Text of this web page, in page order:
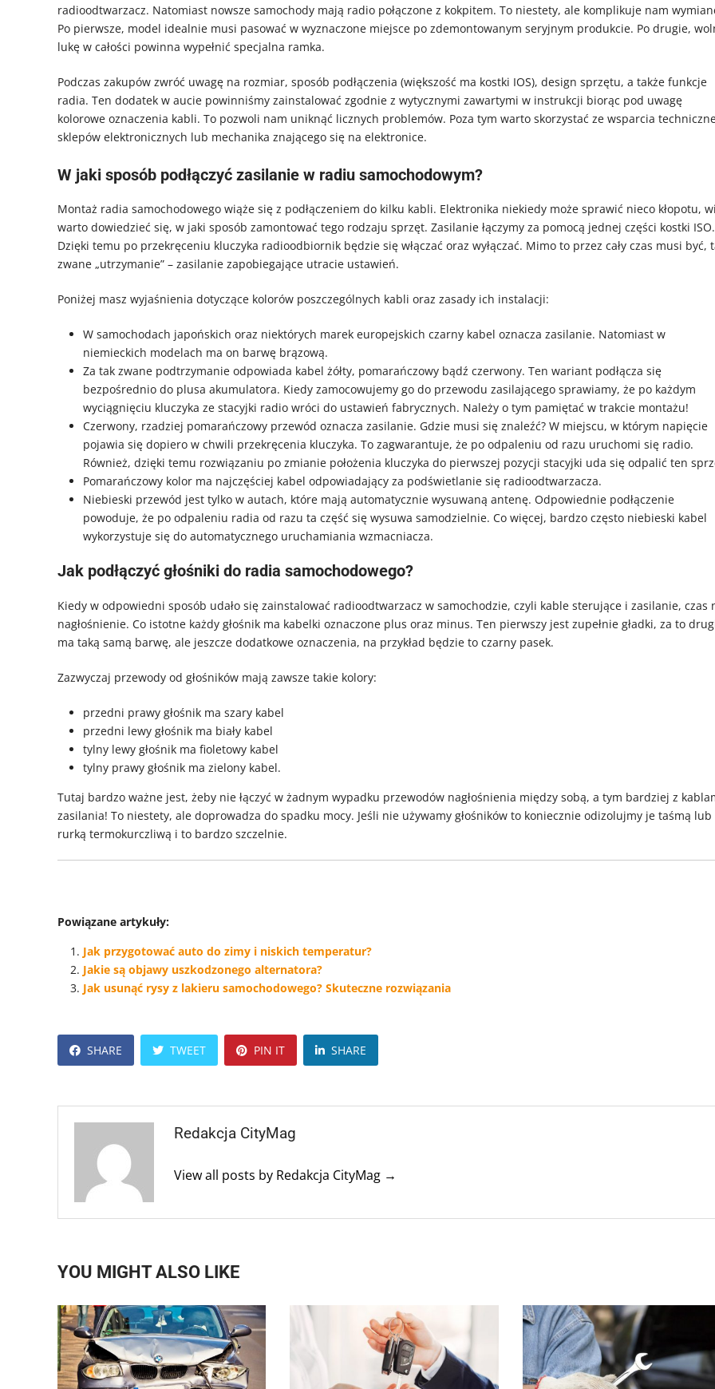
radioodtwarzacz. Natomiast nowsze samochody mają radio połączone z kokpitem. To niestety, ale komplikuje nam
Po pierwsze, model idealnie musi pasować w wyznaczone miejsce po zdemontowanym seryjnym produkcie. Po drugie,
lukę w całości powinna wypełnić specjalna ramka.
Podczas zakupów zwróć uwagę na rozmiar, sposób podłączenia (większość ma kostki IOS), design sprzętu, a także funkcje
radia. Ten dodatek w aucie powinniśmy zainstalować zgodnie z wytycznymi zawartymi w instrukcji biorąc pod uwagę
kolorowe oznaczenia kabli. To pozwoli nam uniknąć licznych problemów. Poza tym warto skorzystać ze wsparcia
sklepów elektronicznych lub mechanika znającego się na elektronice.
W jaki sposób podłączyć zasilanie w radiu samochodowym?
Montaż radia samochodowego wiąże się z podłączeniem do kilku kabli. Elektronika niekiedy może sprawić nieco kłopotu,
warto dowiedzieć się, w jaki sposób zamontować tego rodzaju sprzęt. Zasilanie łączymy za pomocą jednej części kostki ISO.
Dzięki temu po przekręceniu kluczyka radioodbiornik będzie się włączać oraz wyłączać. Mimo to przez cały czas musi być,
zwane „utrzymanie” – zasilanie zapobiegające utracie ustawień.
Poniżej masz wyjaśnienia dotyczące kolorów poszczególnych kabli oraz zasady ich instalacji:
W samochodach japońskich oraz niektórych marek europejskich czarny kabel oznacza zasilanie. Natomiast w
niemieckich modelach ma on barwę brązową.
Za tak zwane podtrzymanie odpowiada kabel żółty, pomarańczowy bądź czerwony. Ten wariant podłącza się
bezpośrednio do plusa akumulatora. Kiedy zamocowujemy go do przewodu zasilającego sprawiamy, że po każdym
wyciągnięciu kluczyka ze stacyjki radio wróci do ustawień fabrycznych. Należy o tym pamiętać w trakcie montażu!
Czerwony, rzadziej pomarańczowy przewód oznacza zasilanie. Gdzie musi się znaleźć? W miejscu, w którym napięcie
pojawia się dopiero w chwili przekręcenia kluczyka. To zagwarantuje, że po odpaleniu od razu uruchomi się radio.
Również, dzięki temu rozwiązaniu po zmianie położenia kluczyka do pierwszej pozycji stacyjki uda się odpalić ten
Pomarańczowy kolor ma najczęściej kabel odpowiadający za podświetlanie się radioodtwarzacza.
Niebieski przewód jest tylko w autach, które mają automatycznie wysuwaną antenę. Odpowiednie podłączenie
powoduje, że po odpaleniu radia od razu ta część się wysuwa samodzielnie. Co więcej, bardzo często niebieski kabel
wykorzystuje się do automatycznego uruchamiania wzmacniacza.
Jak podłączyć głośniki do radia samochodowego?
Kiedy w odpowiedni sposób udało się zainstalować radioodtwarzacz w samochodzie, czyli kable sterujące i zasilanie, czas
nagłośnienie. Co istotne każdy głośnik ma kabelki oznaczone plus oraz minus. Ten pierwszy jest zupełnie gładki, za to
ma taką samą barwę, ale jeszcze dodatkowe oznaczenia, na przykład będzie to czarny pasek.
Zazwyczaj przewody od głośników mają zawsze takie kolory:
przedni prawy głośnik ma szary kabel
przedni lewy głośnik ma biały kabel
tylny lewy głośnik ma fioletowy kabel
tylny prawy głośnik ma zielony kabel.
Tutaj bardzo ważne jest, żeby nie łączyć w żadnym wypadku przewodów nagłośnienia między sobą, a tym bardziej z
zasilania! To niestety, ale doprowadza do spadku mocy. Jeśli nie używamy głośników to koniecznie odizolujmy je taśmą lub
rurką termokurczliwą i to bardzo szczelnie.
Powiązane artykuły:
Jak przygotować auto do zimy i niskich temperatur?
Jakie są objawy uszkodzonego alternatora?
Jak usunąć rysy z lakieru samochodowego? Skuteczne rozwiązania
SHARE TWEET PIN IT SHARE
Redakcja CityMag
View all posts by Redakcja CityMag →
YOU MIGHT ALSO LIKE